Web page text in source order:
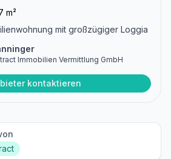
m²
mit großzügiger Loggia
Immobilien Vermittlung GmbH
kontaktieren